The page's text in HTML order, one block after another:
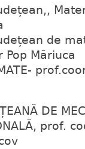
de
Pop Măriuca
DE
prof.